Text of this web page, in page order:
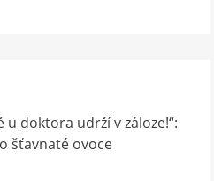
u doktora udrží v záloze!“:
šťavnaté ovoce